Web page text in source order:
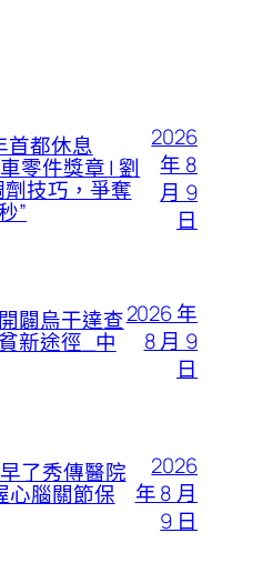
首都休息
零件獎章 | 劉
技巧，爭奪
”
2026
年 8
月 9
日
闢烏干達查
新途徑_中
2026 年
8 月 9
日
了秀傳醫院
心腦關節保
2026
年 8 月
9 日